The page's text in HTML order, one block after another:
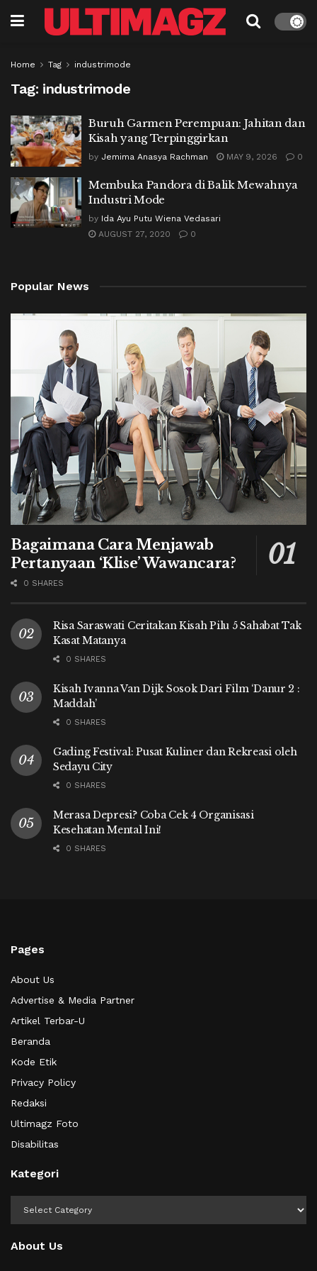
Home Tag industrimode
Tag: industrimode
Buruh Garmen Perempuan: Jahitan dan
Kisah yang Terpinggirkan
by Jemima Anasya Rachman MAY 9, 2026 0
Membuka Pandora di Balik Mewahnya
Industri Mode
by Ida Ayu Putu Wiena Vedasari
AUGUST 27, 2020
0
Popular News
Bagaimana Cara Menjawab
Pertanyaan ‘Klise’ Wawancara?
0 SHARES
Risa Saraswati Ceritakan Kisah Pilu 5 Sahabat Tak
Kasat Matanya
0 SHARES
Kisah Ivanna Van Dijk Sosok Dari Film ‘Danur 2 :
Maddah’
0 SHARES
Gading Festival: Pusat Kuliner dan Rekreasi oleh
Sedayu City
0 SHARES
Merasa Depresi? Coba Cek 4 Organisasi
Kesehatan Mental Ini!
0 SHARES
Pages
About Us
Advertise & Media Partner
Artikel Terbar-U
Beranda
Kode Etik
Privacy Policy
Redaksi
Ultimagz Foto
Disabilitas
Kategori
About Us